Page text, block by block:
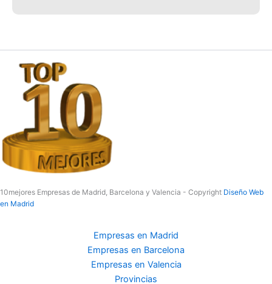
10mejores Empresas de Madrid, Barcelona y Valencia - Copyright Diseño Web
en Madrid
Empresas en Madrid
Empresas en Barcelona
Empresas en Valencia
Provincias